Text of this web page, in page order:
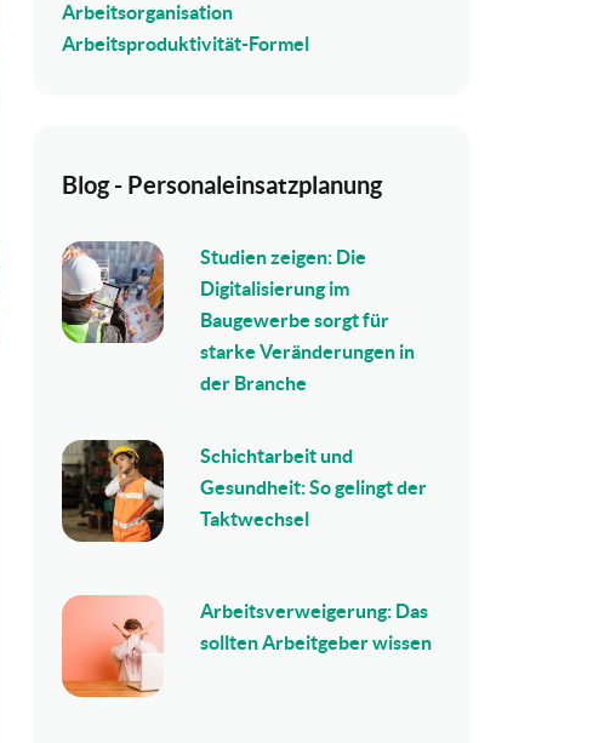
Arbeitsorganisation
Arbeitsproduktivität-Formel
Blog - Personaleinsatzplanung
Studien zeigen: Die
Digitalisierung im
Baugewerbe sorgt für
starke Veränderungen in
der Branche
Schichtarbeit und
Gesundheit: So gelingt der
Taktwechsel
Arbeitsverweigerung: Das
sollten Arbeitgeber wissen